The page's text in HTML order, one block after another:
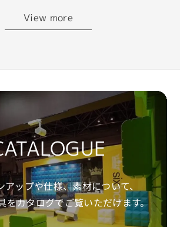
View more
アップや仕様、素材について、
をカタログでご覧いただけます。